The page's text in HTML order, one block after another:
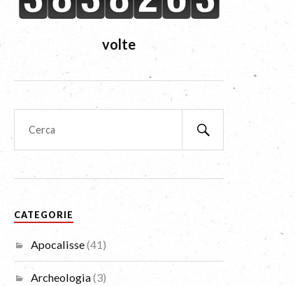
volte
CATEGORIE
Apocalisse(41)
Archeologia(3)